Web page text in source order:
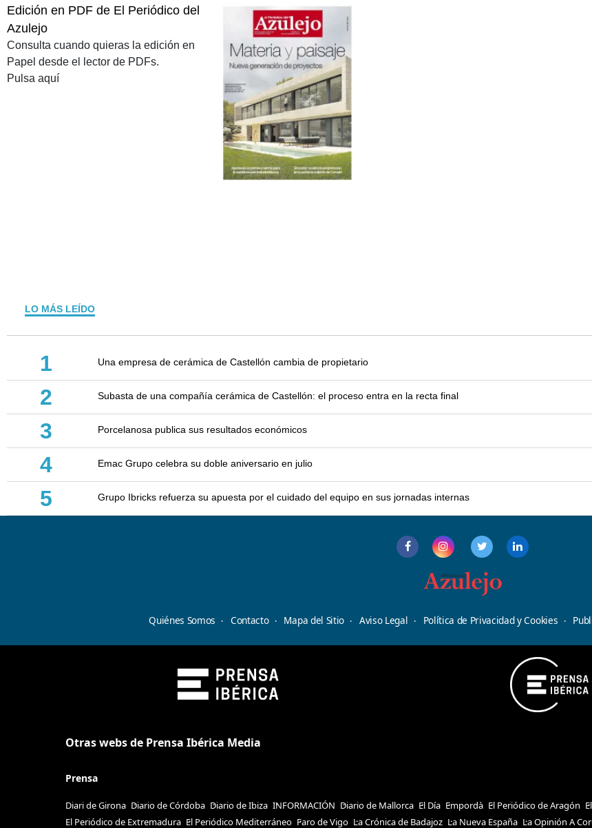
Edición en PDF de El Periódico del
Azulejo
Consulta cuando quieras la edición en
Papel desde el lector de PDFs.
Pulsa aquí
LO MÁS LEÍDO
1 Una empresa de cerámica de Castellón cambia de propietario
2 Subasta de una compañía cerámica de Castellón: el proceso entra en la recta final
3 Porcelanosa publica sus resultados económicos
4 Emac Grupo celebra su doble aniversario en julio
5 Grupo Ibricks refuerza su apuesta por el cuidado del equipo en sus jornadas internas
Quiénes Somos Contacto Mapa del Sitio Aviso Legal Política de Privacidad y Cookies
Otras webs de Prensa Ibérica Media
Prensa
Diari de Girona Diario de Córdoba Diario de Ibiza INFORMACIÓN Diario de Mallorca El Día Empordà El Periódico de Aragón
El Periódico de Extremadura El Periódico Mediterráneo Faro de Vigo La Crónica de Badajoz La Nueva España La Opinión A